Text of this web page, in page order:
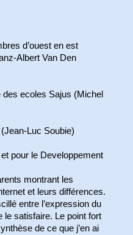
d’ouest en est
Albert Van Den
ecoles Sajus (Michel
Luc Soubie)
pour le Developpement
montrant les
et leurs différences.
entre l’expression du
le satisfaire. Le point fort
de ce que j’en ai